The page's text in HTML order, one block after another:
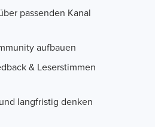
passenden Kanal
aufbauen
& Leserstimmen
langfristig denken